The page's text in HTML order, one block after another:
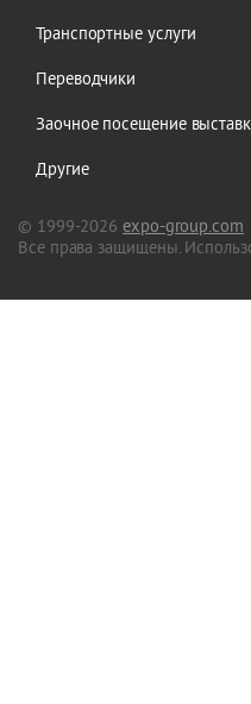
Транспортные услуги
Переводчики
Заочное посещение
Другие
© 1999-2026 expo-group.com
Все права защищены.